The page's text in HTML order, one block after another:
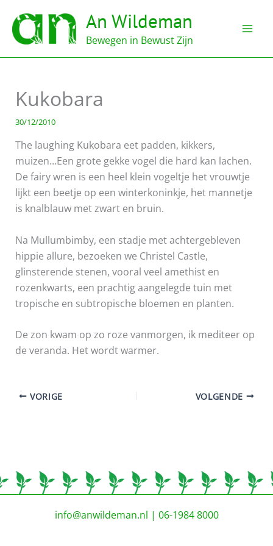
naar
inhoud
An Wildeman
Bewegen in Bewust Zijn
Kukobara
30/12/2010
The laughing Kukobara eet padden, kikkers,
muizen…Een grote gekke vogel die hard kan lachen.
De fairy wren is een heel klein vogeltje het vrouwtje
lijkt een beetje op een winterkoninkje, het mannetje
is knalblauw met zwart en bruin.
Na Mullumbimby, een stadje met achtergebleven
hippie allure, bezoeken we Christel Castle,
glinsterende stenen, vooral veel amethist en
rozenkwarts, een prachtig aangelegde tuin met
tropische en subtropische bloemen en planten.
De zon kwam op zo roze vanmorgen, ik mediteer op
de veranda. Het wordt warmer.
VORIGE VOLGENDE
info@anwildeman.nl | 06-1984 8000